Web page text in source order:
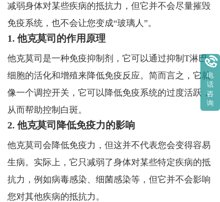
减弱身体对某些疾病的抵抗力，但它并不会尽量摧毁
免疫系统，也不会让您变成“玻璃人”。
1. 他克莫司的作用原理
他克莫司是一种免疫抑制剂，它可以通过抑制T淋巴
细胞的活化和增殖来降低免疫反应。简而言之，它就
像一个调控开关，它可以降低免疫系统的过度活跃，
从而帮助控制白斑。
2. 他克莫司降低免疫力的影响
他克莫司会降低免疫力，但这并不代表您会变得容易
生病。实际上，它只减弱了身体对某些特定疾病的抵
抗力，例如病毒感染、细菌感染等，但它并不会影响
您对其他疾病的抵抗力。
电
话
咨
询